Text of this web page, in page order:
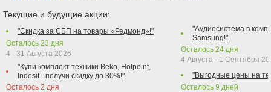
Текущие и будущие акции:
"Скидка за СБП на товары «Редмонд»!"
Осталось 23 дня
4 - 31 Августа 2026
"Купи комплект техники Beko, Hotpoint,
Indesit - получи скидку до 30%!"
Осталось 2 дня
"Аудиосистема в
Samsung!"
Осталось 24 дня
4 Августа - 1 Сентября
"Выгодные цены на
Осталось 9 дней